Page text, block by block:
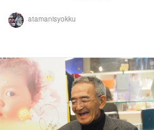
atamanisyokku